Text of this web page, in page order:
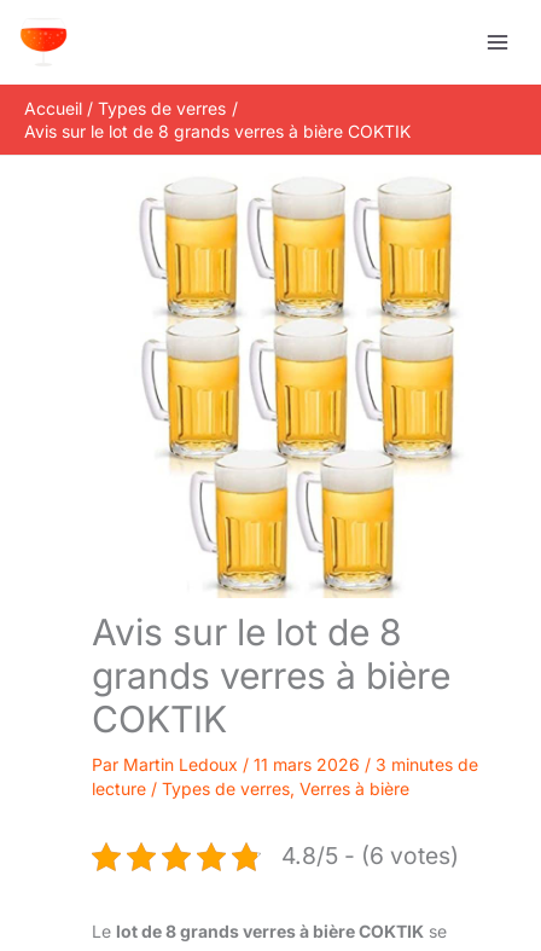
Accueil
Types de verres
Avis sur le lot de 8 grands verres à bière COKTIK
Avis sur le lot de 8
grands verres à bière
COKTIK
Par Martin Ledoux / 11 mars 2026 / 3 minutes de
lecture / Types de verres, Verres à bière
4.8/5 - (6 votes)
Le lot de 8 grands verres à bière COKTIK se
e
c
h
e